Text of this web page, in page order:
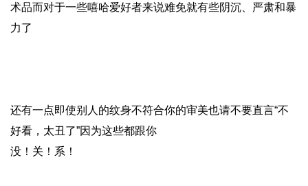
术品而对于一些嘻哈爱好者来说难免就有些阴沉、严肃和暴
力了
还有一点即使别人的纹身不符合你的审美也请不要直言“不
好看，太丑了”因为这些都跟你
没！关！系！